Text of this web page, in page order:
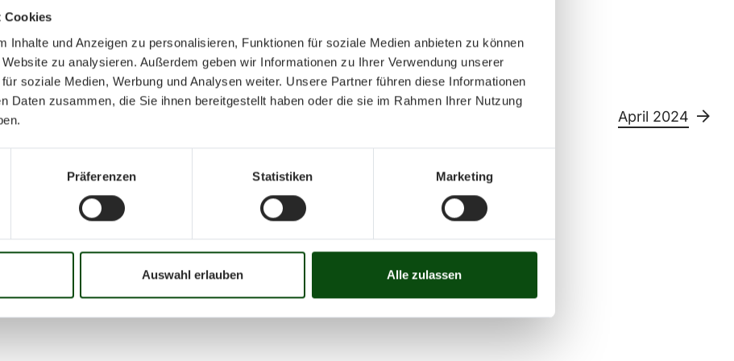
Cookies
Inhalte und Anzeigen zu personalisieren, Funktionen für soziale Medien anbieten zu können
zu analysieren. Außerdem geben wir Informationen zu Ihrer Verwendung unserer
soziale Medien, Werbung und Analysen weiter. Unsere Partner führen diese Informationen
Daten zusammen, die Sie ihnen bereitgestellt haben oder die sie im Rahmen Ihrer Nutzung
Präferenzen Statistiken Marketing
Auswahl erlauben Alle zulassen
April 2024
März 2024
Mo Do Sa
02 03 07 08 13 14
16 17 18 19 20 21 22 23 24 25 26 27 28 29 30
31